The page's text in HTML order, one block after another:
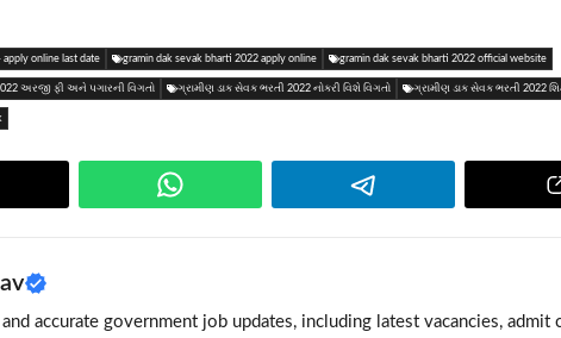
apply online last date gramin dak sevak bharti 2022 apply online gramin dak sevak bharti 2022 official website
અરજી ફી અને પગારની વિગતો ગ્રામીણ ડાક સેવક ભરતી 2022 નોકરી વિશે વિગતો ગ્રામીણ ડાક સેવક ભરતી 2022
accurate government job updates, including latest vacancies, admit